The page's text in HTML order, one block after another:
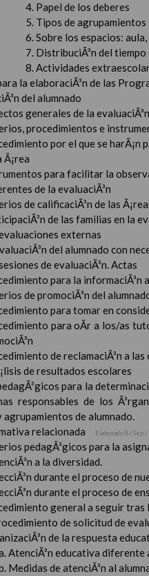
Papel de los deberes
Tipos de agrupamientos
Sobre los espacios:
DistribuciÃ³n del
Actividades
la elaboraciÃ³n de las
del alumnado
generales de la
procedimientos e
por el que se harÃ¡n
Ã¡rea
para facilitar la
de la evaluaciÃ³n
de calificaciÃ³n de las
de las familias en la
externas
del alumnado con
de evaluaciÃ³n. Actas
para la informaciÃ³n
de promociÃ³n del
para tomar en
para oÃ­r a los/as
de reclamaciÃ³n a
de resultados escolares
para la
responsables de los
de alumnado.
relacionada
Elaborado 8 / Sep /
pedagÃ³gicos para la
a la diversidad.
durante el proceso de
durante el proceso de
general a seguir tras
de solicitud de
de la respuesta
AtenciÃ³n educativa diferente
Medidas de atenciÃ³n al